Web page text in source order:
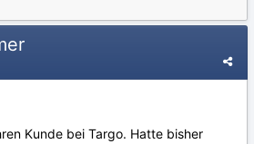
Kunde bei Targo. Hatte bisher